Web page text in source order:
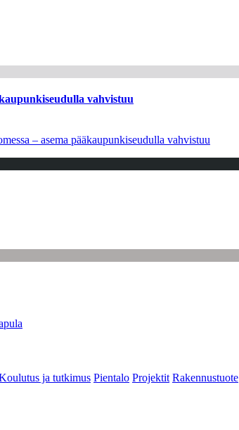
vahvistuu
– asema pääkaupunkiseudulla vahvistuu
ja tutkimus Pientalo Projektit Rakennustuote